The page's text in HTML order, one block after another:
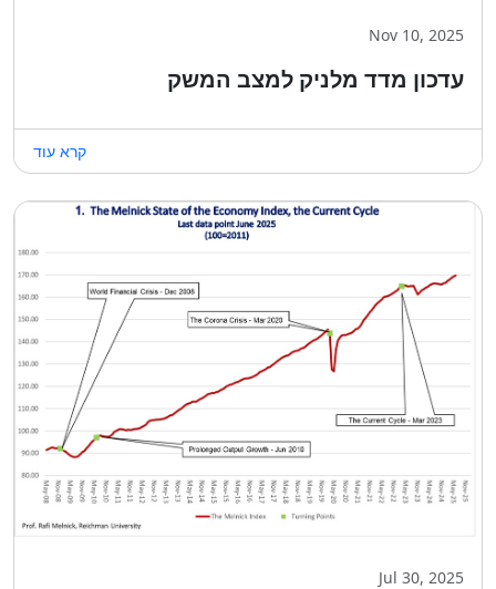
Nov 10, 2025
עדכון מדד מלניק למצב המשק
קרא עוד
Jul 30, 2025